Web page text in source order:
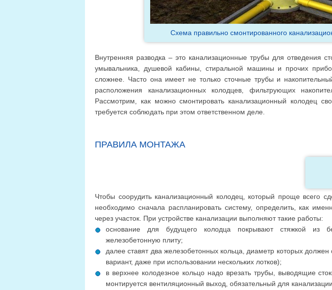
Схема правильно смонтированного
Внутренняя разводка – это канализационные трубы для отведения
умывальника, душевой кабины, стиральной машины и прочих
сложнее. Часто она имеет не только сточные трубы и
расположения канализационных колодцев, фильтрующих
Рассмотрим, как можно смонтировать канализационный колодец
требуется соблюдать при этом ответственном деле.
ПРАВИЛА МОНТАЖА
Чтобы соорудить канализационный колодец, который проще всего
необходимо сначала распланировать систему, определить, как
через участок. При устройстве канализации выполняют такие работы:
основание для будущего колодца покрывают стяжкой из
железобетонную плиту;
далее ставят два железобетонных кольца, диаметр которых
вариант, даже при использовании нескольких лотков);
в верхнее колодезное кольцо надо врезать трубы, выводящие
монтируется вентиляционный выход, обязательный для